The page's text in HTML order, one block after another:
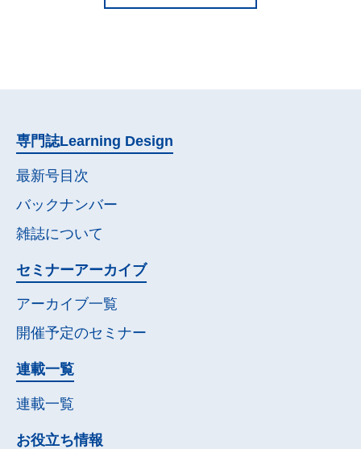
専門誌Learning Design
最新号目次
バックナンバー
雑誌について
セミナーアーカイブ
アーカイブ一覧
開催予定のセミナー
連載一覧
連載一覧
お役立ち情報